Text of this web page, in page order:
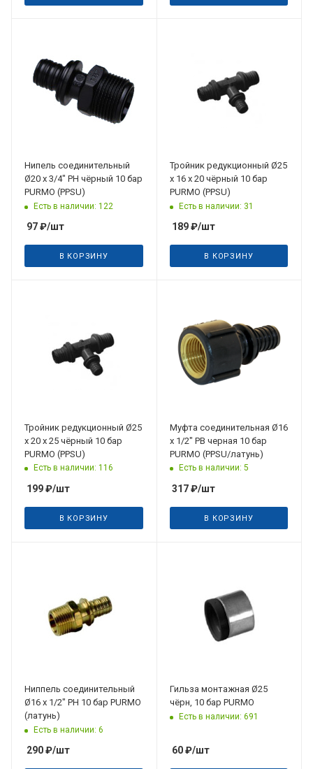
Нипель соединительный
Ø20 х 3/4" РН чёрный 10 бар
PURMO (PPSU)
Есть в наличии: 122
97₽/шт
В КОРЗИНУ
Тройник редукционный Ø25
х 16 х 20 чёрный 10 бар
PURMO (PPSU)
Есть в наличии: 31
189₽/шт
В КОРЗИНУ
Тройник редукционный Ø25
х 20 х 25 чёрный 10 бар
PURMO (PPSU)
Есть в наличии: 116
199₽/шт
В КОРЗИНУ
Муфта соединительная Ø16
х 1/2" РВ черная 10 бар
PURMO (PPSU/латунь)
Есть в наличии: 5
317₽/шт
В КОРЗИНУ
Ниппель соединительный
Ø16 х 1/2" РН 10 бар PURMO
(латунь)
Есть в наличии: 6
290₽/шт
Гильза монтажная Ø25
чёрн, 10 бар PURMO
Есть в наличии: 691
60₽/шт